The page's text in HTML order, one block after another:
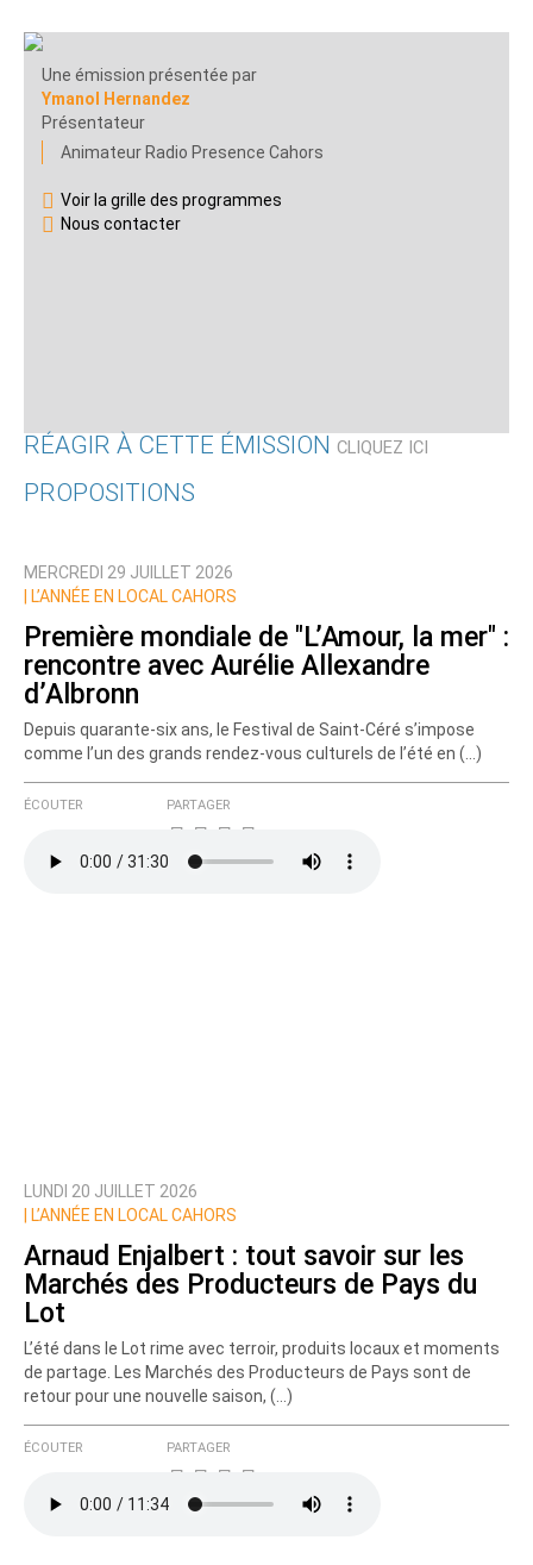
Une émission présentée par
Ymanol Hernandez
Présentateur
Animateur Radio Presence Cahors
Voir la grille des programmes
Nous contacter
RÉAGIR À CETTE ÉMISSION CLIQUEZ ICI
Nom
Courriel (non publié)
Ajoutez votre commentaire ici
Texte de votre message
Prévenez-moi de tous les nouveaux commentaires
PROPOSITIONS
MERCREDI 29 JUILLET 2026
L’ANNÉE EN LOCAL CAHORS
Première mondiale de "L’Amour, la mer" :
rencontre avec Aurélie Allexandre
d’Albronn
Depuis quarante-six ans, le Festival de Saint-Céré s’impose
comme l’un des grands rendez-vous culturels de l’été en (…)
ÉCOUTER PARTAGER
LUNDI 20 JUILLET 2026
L’ANNÉE EN LOCAL CAHORS
Arnaud Enjalbert : tout savoir sur les
Marchés des Producteurs de Pays du
Lot
L’été dans le Lot rime avec terroir, produits locaux et moments
de partage. Les Marchés des Producteurs de Pays sont de
retour pour une nouvelle saison, (…)
ÉCOUTER PARTAGER